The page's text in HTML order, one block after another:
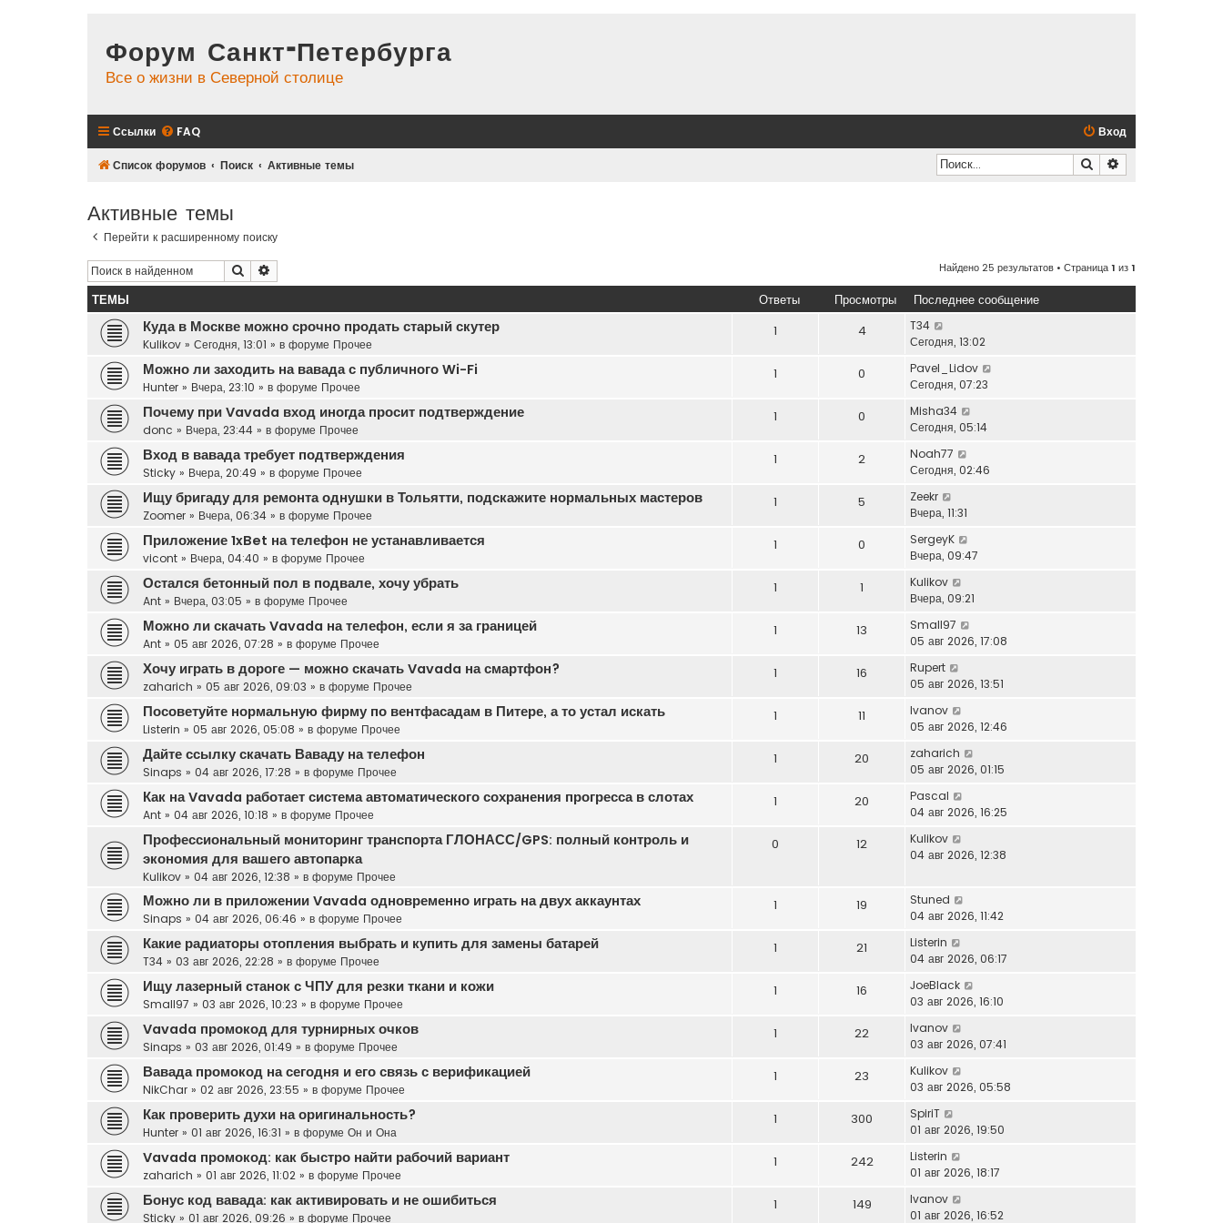
Форум Санкт-Петербурга
Все о жизни в Северной столице
Ссылки FAQ Вход
Список форумов Поиск Активные темы Поиск
Активные темы
Перейти к расширенному поиску
Поиск Найдено 25 результатов • Страница1 из1
ТЕМЫ Ответы Просмотры Последнее сообщение
Куда в Москве можно срочно продать старый скутер
Kulikov » Сегодня, 13:01 » в форуме Прочее
1 4
T34
Сегодня, 13:02
Можно ли заходить на вавада с публичного Wi-Fi
Hunter » Вчера, 23:10 » в форуме Прочее
1 0
Pavel_Lidov
Сегодня, 07:23
Почему при Vavada вход иногда просит подтверждение
donc » Вчера, 23:44 » в форуме Прочее
1 0
Misha34
Сегодня, 05:14
Вход в вавада требует подтверждения
Sticky » Вчера, 20:49 » в форуме Прочее
1 2
Noah77
Сегодня, 02:46
Ищу бригаду для ремонта однушки в Тольятти, подскажите нормальных мастеров
Zoomer » Вчера, 06:34 » в форуме Прочее
1 5
Zeekr
Вчера, 11:31
Приложение 1xBet на телефон не устанавливается
vicont » Вчера, 04:40 » в форуме Прочее
1 0
SergeyK
Вчера, 09:47
Остался бетонный пол в подвале, хочу убрать
Ant » Вчера, 03:05 » в форуме Прочее
1 1
Kulikov
Вчера, 09:21
Можно ли скачать Vavada на телефон, если я за границей
Ant » 05 авг 2026, 07:28 » в форуме Прочее
1 13
Small97
05 авг 2026, 17:08
Хочу играть в дороге — можно скачать Vavada на смартфон?
zaharich » 05 авг 2026, 09:03 » в форуме Прочее
1 16
Rupert
05 авг 2026, 13:51
Посоветуйте нормальную фирму по вентфасадам в Питере, а то устал искать
Listerin » 05 авг 2026, 05:08 » в форуме Прочее
1 11
Ivanov
05 авг 2026, 12:46
Дайте ссылку скачать Ваваду на телефон
Sinaps » 04 авг 2026, 17:28 » в форуме Прочее
1 20
zaharich
05 авг 2026, 01:15
Как на Vavada работает система автоматического сохранения прогресса в слотах
Ant » 04 авг 2026, 10:18 » в форуме Прочее
1 20
Pascal
04 авг 2026, 16:25
Профессиональный мониторинг транспорта ГЛОНАСС/GPS: полный контроль и
экономия для вашего автопарка
Kulikov » 04 авг 2026, 12:38 » в форуме Прочее
0 12
Kulikov
04 авг 2026, 12:38
Можно ли в приложении Vavada одновременно играть на двух аккаунтах
Sinaps » 04 авг 2026, 06:46 » в форуме Прочее
1 19
Stuned
04 авг 2026, 11:42
Какие радиаторы отопления выбрать и купить для замены батарей
T34 » 03 авг 2026, 22:28 » в форуме Прочее
1 21
Listerin
04 авг 2026, 06:17
Ищу лазерный станок с ЧПУ для резки ткани и кожи
Small97 » 03 авг 2026, 10:23 » в форуме Прочее
1 16
JoeBlack
03 авг 2026, 16:10
Vavada промокод для турнирных очков
Sinaps » 03 авг 2026, 01:49 » в форуме Прочее
1 22
Ivanov
03 авг 2026, 07:41
Вавада промокод на сегодня и его связь с верификацией
NikChar » 02 авг 2026, 23:55 » в форуме Прочее
1 23
Kulikov
03 авг 2026, 05:58
Как проверить духи на оригинальность?
Hunter » 01 авг 2026, 16:31 » в форуме Он и Она
1 300
SpiriT
01 авг 2026, 19:50
Vavada промокод: как быстро найти рабочий вариант
zaharich » 01 авг 2026, 11:02 » в форуме Прочее
1 242
Listerin
01 авг 2026, 18:17
Бонус код вавада: как активировать и не ошибиться
Sticky » 01 авг 2026, 09:26 » в форуме Прочее
1 149
Ivanov
01 авг 2026, 16:52